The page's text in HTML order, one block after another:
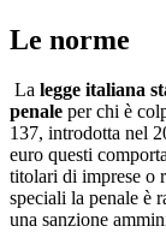
Le norme
La legge italiana
penale per chi è
137, introdotta nel
euro questi
titolari di imprese o
speciali la penale è
una sanzione